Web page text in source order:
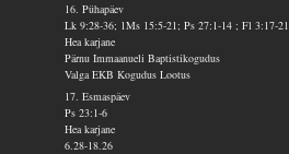
16. Pühapäev
Lk 9:28-36; 1Ms 15:5-21; Ps 27:1-14 ; Fl 3:17-21
Hea karjane
Pärnu Immaanueli Baptistikogudus
Valga EKB Kogudus Lootus
17. Esmaspäev
Ps 23:1-6
Hea karjane
6.28-18.26